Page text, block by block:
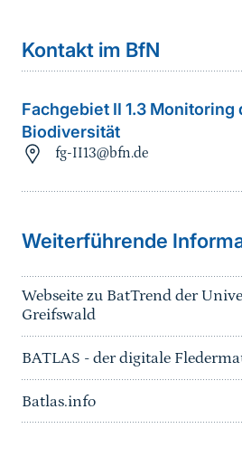
Kontakt im BfN
Fachgebiet II 1.3
Biodiversität
fg-II13@bfn.de
Sprungmarke
Weiterführende
Webseite zu BatTrend der
Greifswald
BATLAS - der digitale
Batlas.info